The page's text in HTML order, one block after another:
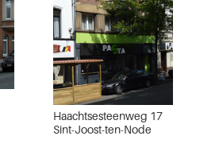
Haachtsesteenweg 17
Sint-Joost-ten-Node